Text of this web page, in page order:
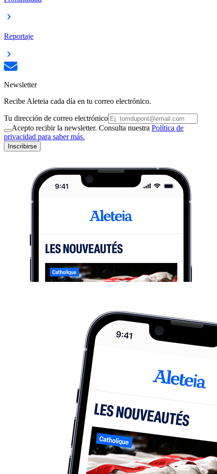
Reportaje
Newsletter
Recibe Aleteia cada día en tu correo electrónico.
Tu dirección de correo electrónico
Acepto recibir la newsletter. Consulta nuestra Política de
privacidad para saber más.
Inscribirse